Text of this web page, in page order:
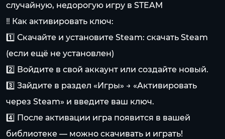
случайную, недорогую игру в STEAM
‼️ Как активировать ключ:
1️⃣ Скачайте и установите Steam: скачать Steam
(если ещё не установлен)
2️⃣ Войдите в свой аккаунт или создайте новый.
3️⃣ Зайдите в раздел «Игры» → «Активировать
через Steam» и введите ваш ключ.
4️⃣ После активации игра появится в вашей
библиотеке — можно скачивать и играть!